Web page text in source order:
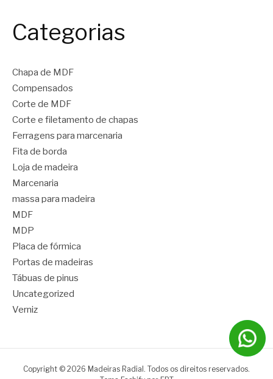
Categorias
Chapa de MDF
Compensados
Corte de MDF
Corte e filetamento de chapas
Ferragens para marcenaria
Fita de borda
Loja de madeira
Marcenaria
massa para madeira
MDF
MDP
Placa de fórmica
Portas de madeiras
Tábuas de pinus
Uncategorized
Verniz
Copyright © 2026 Madeiras Radial. Todos os direitos reservados.